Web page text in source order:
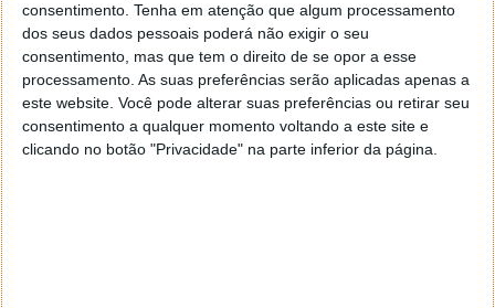
consentimento. Tenha em atenção que algum processamento
dos seus dados pessoais poderá não exigir o seu
consentimento, mas que tem o direito de se opor a esse
processamento. As suas preferências serão aplicadas apenas a
este website. Você pode alterar suas preferências ou retirar seu
consentimento a qualquer momento voltando a este site e
clicando no botão "Privacidade" na parte inferior da página.